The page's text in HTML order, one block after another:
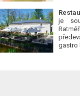
je
gastro